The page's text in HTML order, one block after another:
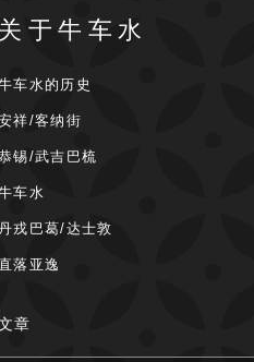
关于牛车水
车水的历史
祥/客纳街
锡/武吉巴梳
车水
戎巴葛/达士敦
落亚逸
章